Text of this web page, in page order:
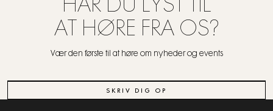
HAR DU LYST TIL
AT HØRE FRA OS?
Vær den første til at høre om nyheder og events
SKRIV DIG OP